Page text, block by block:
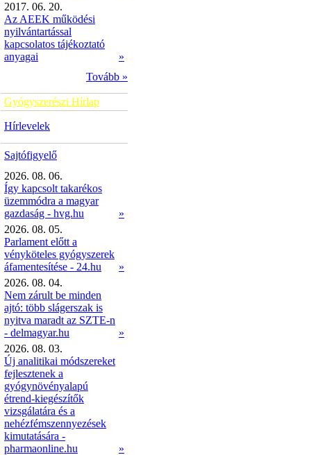
2017. 06. 20.
Az AEEK működési
nyilvántartással
kapcsolatos tájékoztató
anyagai
»
Tovább »
Gyógyszerészi Hírlap
Hírlevelek
Sajtófigyelő
2026. 08. 06.
Így kapcsolt takarékos
üzemmódra a magyar
gazdaság - hvg.hu
»
2026. 08. 05.
Parlament előtt a
vényköteles gyógyszerek
áfamentesítése - 24.hu
»
2026. 08. 04.
Nem zárult be minden
ajtó: több slágerszak is
nyitva maradt az SZTE-n
- delmagyar.hu
»
2026. 08. 03.
Új analitikai módszereket
fejlesztenek a
gyógynövényalapú
étrend-kiegészítők
vizsgálatára és a
nehézfémszennyezések
kimutatására -
pharmaonline.hu
»